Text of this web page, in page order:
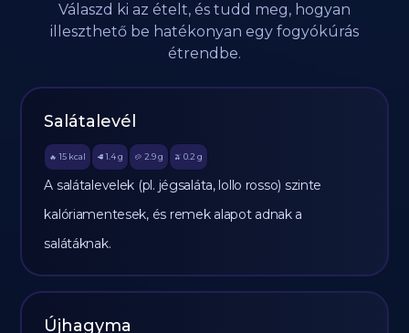
Válaszd ki az ételt, és tudd meg, hogyan
illeszthető be hatékonyan egy fogyókúrás
étrendbe.
Salátalevél
🔥 15 kcal 🥩 1.4 g 🥔 2.9g 🫒 0.2 g
A salátalevelek (pl. jégsaláta, lollo rosso) szinte
kalóriamentesek, és remek alapot adnak a
salátáknak.
Újhagyma